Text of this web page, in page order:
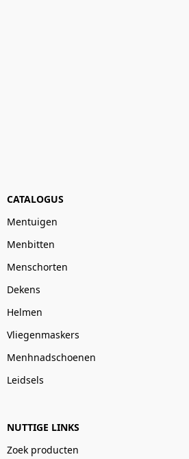
CATALOGUS
Mentuigen
Menbitten
Menschorten
Dekens
Helmen
Vliegenmaskers
Menhnadschoenen
Leidsels
NUTTIGE LINKS
Zoek producten